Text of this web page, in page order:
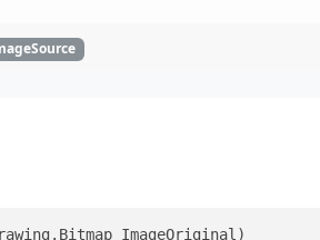
ImageOriginal )